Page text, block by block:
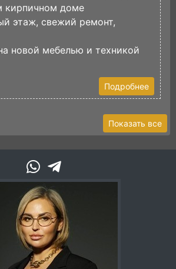
кирпичном доме
этаж, свежий ремонт,
новой мебелью и техникой
Подробнее
Показать все